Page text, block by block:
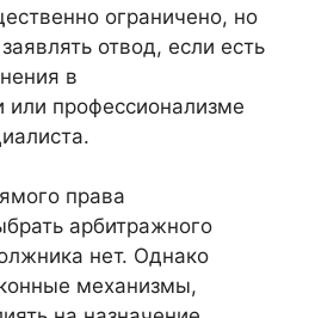
ограничено, но
отвод, если есть
в
или профессионализме
права
арбитражного
нет. Однако
механизмы,